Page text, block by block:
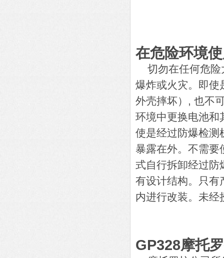
在危险环境
切勿在任何危险
爆炸或火灾。即使
外壳摔坏）, 也不
环境中更换电池和
使是经过防爆检测
暴露在外。不需要
式自行拆卸经过防
有设计结构。只有
内进行改装。未经
GP328摩托